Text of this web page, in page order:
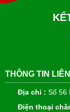
THÔNG TIN
Địa chỉ : Số 56
Điện thoại